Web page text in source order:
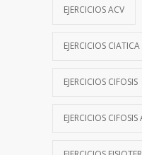
EJERCICIOS ACV
EJERCICIOS
EJERCICIOS CIFOSIS
EJERCICIOS